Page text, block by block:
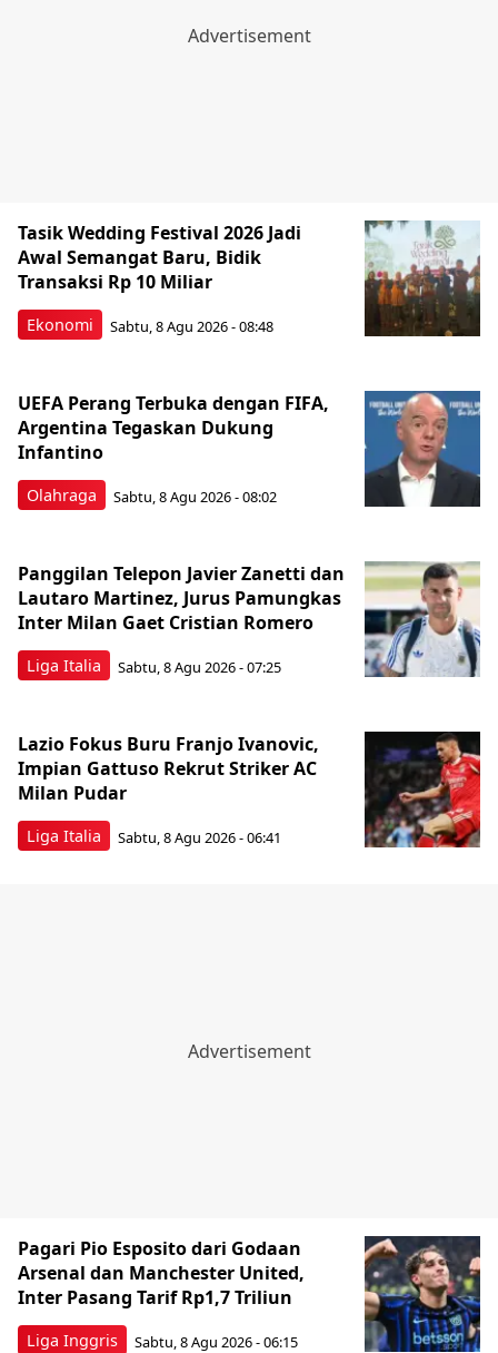
Ekonomi
Tasik Wedding Festival 2026 Jadi
Awal Semangat Baru, Bidik
Transaksi Rp 10 Miliar
Sabtu, 8 Agu 2026 - 08:48
Olahraga
UEFA Perang Terbuka dengan FIFA,
Argentina Tegaskan Dukung
Infantino
Sabtu, 8 Agu 2026 - 08:02
Liga Italia
Panggilan Telepon Javier Zanetti dan
Lautaro Martinez, Jurus Pamungkas
Inter Milan Gaet Cristian Romero
Sabtu, 8 Agu 2026 - 07:25
Liga Italia
Lazio Fokus Buru Franjo Ivanovic,
Impian Gattuso Rekrut Striker AC
Milan Pudar
Sabtu, 8 Agu 2026 - 06:41
Liga Inggris
Pagari Pio Esposito dari Godaan
Arsenal dan Manchester United,
Inter Pasang Tarif Rp1,7 Triliun
Sabtu, 8 Agu 2026 - 06:15